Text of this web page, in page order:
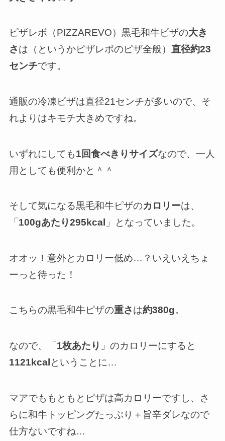
ピザレボ（PIZZAREVO）黒毛和牛ピザの大き
さは（というかピザレボのピザ全般） 直径約23
センチです。
通販の冷凍ピザは直径21センチが多いので、そ
れよりはキモチ大きめですね。
いずれにしても1回食べきりサイズなので、一人
用としても便利かと＾＾
そして気になる黒毛和牛ピザのカロリーは、
「 100gあたり295kcal 」となっていました。
オオッ！意外とカロリー低め…？いえいえちょ
ーっと待った！
こちらの黒毛和牛ピザの重さは約380g。
なので、「 1枚あたり 」のカロリーにすると
1121kcal ということに…
マアでももともとピザは高カロリーですし、さ
らに和牛トッピングたっぷり＋旨辛ダレなので
仕方ないですね…